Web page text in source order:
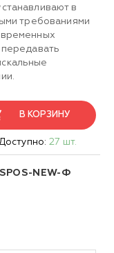
в
требованиями
В КОРЗИНУ
27 шт.
NEW-Ф